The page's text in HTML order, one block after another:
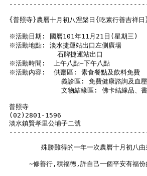
{普照寺}農曆十月初八涅槃日{吃素行善吉祥
※活動日期: 國曆101年11月21日(星期三)
※活動地點: 淡水捷運站出口左側廣場
            石牌捷運站出口
※活動時間:  上午八點~下午八點
※活動內容:  供齋區: 素食餐
義診區: 免費健康諮詢及
文物結緣區: 佛卡結緣品、
普照寺
(02)2801-1596
淡水鎮賢孝里公埔子二號
殊勝難得的一年一次農曆十月初八
~修善行,積福德,許自己一個平安有福